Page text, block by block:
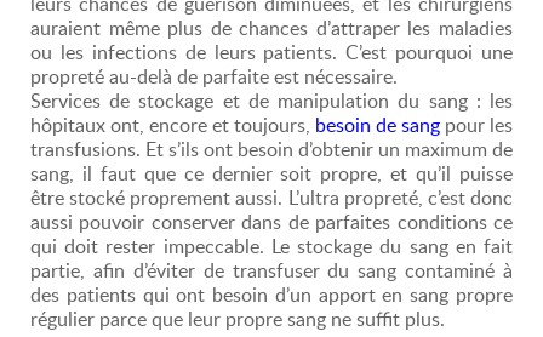
auraient même plus de chances d’attraper les maladies
ou les infections de leurs patients. C’est pourquoi une
propreté au-delà de parfaite est nécessaire.
Services de stockage et de manipulation du sang : les
hôpitaux ont, encore et toujours, besoin de sang pour les
transfusions. Et s’ils ont besoin d’obtenir un maximum de
sang, il faut que ce dernier soit propre, et qu’il puisse
être stocké proprement aussi. L’ultra propreté, c’est donc
aussi pouvoir conserver dans de parfaites conditions ce
qui doit rester impeccable. Le stockage du sang en fait
partie, afin d’éviter de transfuser du sang contaminé à
des patients qui ont besoin d’un apport en sang propre
régulier parce que leur propre sang ne suffit plus.